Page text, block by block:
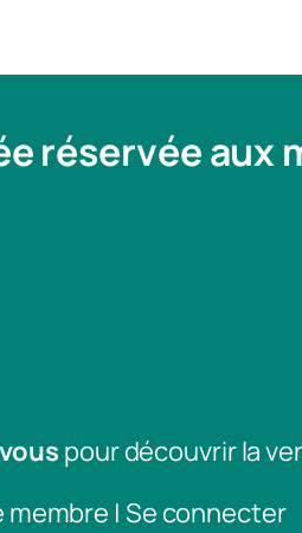
réservée aux
pour découvrir la
| Se connecter